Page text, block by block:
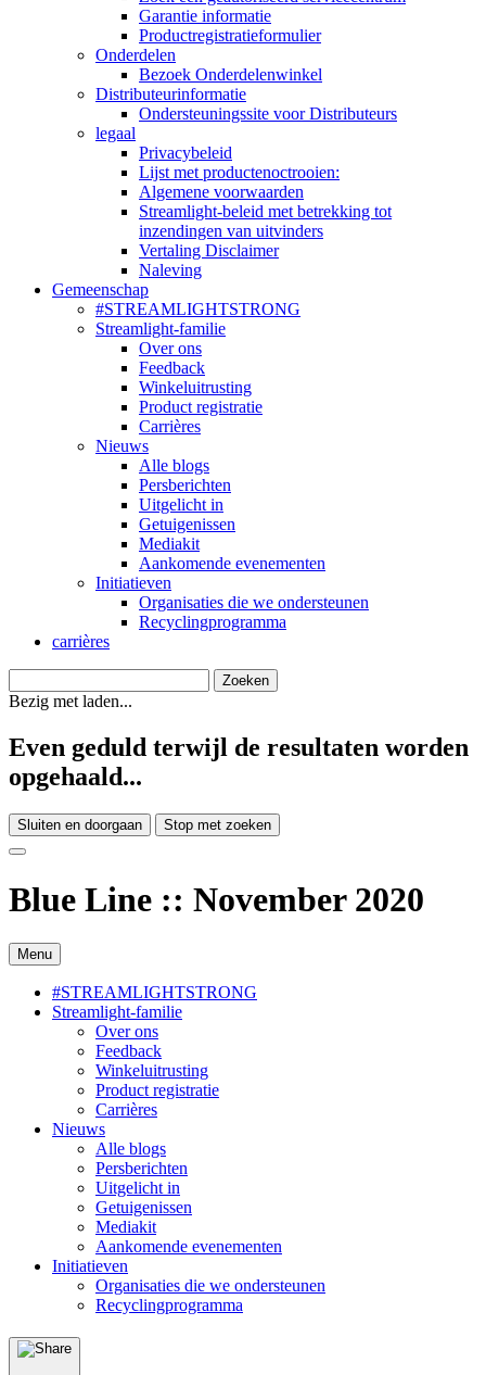
Garantie informatie
Productregistratieformulier
Onderdelen
Bezoek Onderdelenwinkel
Distributeurinformatie
Ondersteuningssite voor Distributeurs
legaal
Privacybeleid
Lijst met productenoctrooien:
Algemene voorwaarden
Streamlight-beleid met betrekking tot
inzendingen van uitvinders
Vertaling Disclaimer
Naleving
Gemeenschap
#STREAMLIGHTSTRONG
Streamlight-familie
Over ons
Feedback
Winkeluitrusting
Product registratie
Carrières
Nieuws
Alle blogs
Persberichten
Uitgelicht in
Getuigenissen
Mediakit
Aankomende evenementen
Initiatieven
Organisaties die we ondersteunen
Recyclingprogramma
carrières
Bezig met laden...
Even geduld terwijl de resultaten worden
opgehaald...
Sluiten en doorgaan Stop met zoeken
Blue Line :: November 2020
Menu
#STREAMLIGHTSTRONG
Streamlight-familie
Over ons
Feedback
Winkeluitrusting
Product registratie
Carrières
Nieuws
Alle blogs
Persberichten
Uitgelicht in
Getuigenissen
Mediakit
Aankomende evenementen
Initiatieven
Organisaties die we ondersteunen
Recyclingprogramma